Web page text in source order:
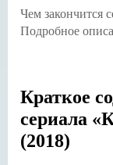
Чем закончится
Подробное
Краткое
сериала
(2018)